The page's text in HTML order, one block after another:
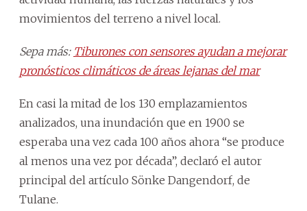
movimientos del terreno a nivel local.
Sepa más: Tiburones con sensores ayudan a mejorar
pronósticos climáticos de áreas lejanas del mar
En casi la mitad de los 130 emplazamientos
analizados, una inundación que en 1900 se
esperaba una vez cada 100 años ahora “se produce
al menos una vez por década”, declaró el autor
principal del artículo Sönke Dangendorf, de
Tulane.